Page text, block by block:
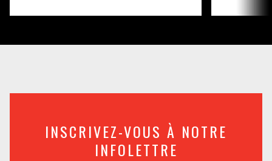
INSCRIVEZ-VOUS À NOTRE
INFOLETTRE